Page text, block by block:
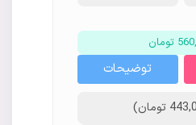
تومان
توضیحات